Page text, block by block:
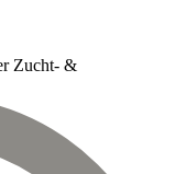
Zucht- &